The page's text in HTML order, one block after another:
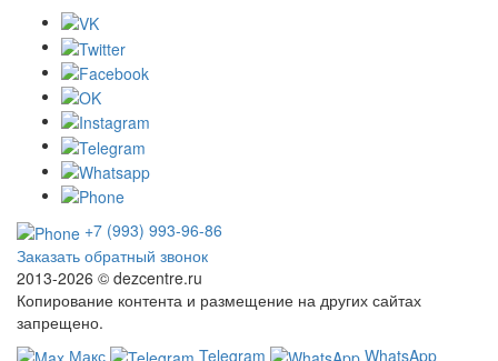
+7 (993) 993-96-86
Заказать обратный звонок
2013-2026 © dezcentre.ru
Копирование контента и размещение на других сайтах
запрещено.
Макс
Telegram WhatsApp